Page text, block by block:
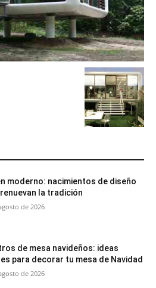
moderno: nacimientos de diseño
la tradición
de 2026
de mesa navideños: ideas
para decorar tu mesa de Navidad
de 2026